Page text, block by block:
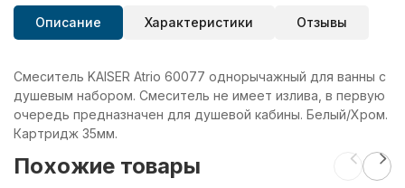
Описание Характеристики Отзывы
Смеситель KAISER Atrio 60077 однорычажный для ванны с
душевым набором. Смеситель не имеет излива, в первую
очередь предназначен для душевой кабины. Белый/Хром.
Картридж 35мм.
Похожие товары